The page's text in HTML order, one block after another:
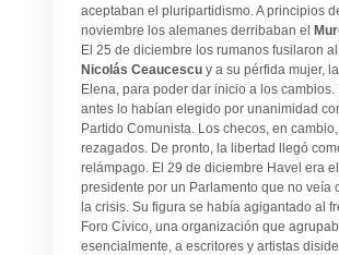
aceptaban el pluripartidismo. A principios
noviembre los alemanes derribaban el
El 25 de diciembre los rumanos fusilaron
Nicolás Ceaucescu y a su pérfida mujer,
Elena, para poder dar inicio a los cambios.
antes lo habían elegido por unanimidad
Partido Comunista. Los checos, en
rezagados. De pronto, la libertad llegó
relámpago. El 29 de diciembre Havel era
presidente por un Parlamento que no veía
la crisis. Su figura se había agigantado al
Foro Cívico, una organización que
esencialmente, a escritores y artistas